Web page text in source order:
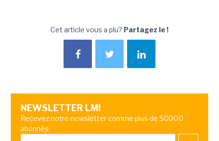
Cet article vous a plu? Partagez le !
NEWSLETTER LMI
Recevez notre newsletter comme plus de 50000
abonnés